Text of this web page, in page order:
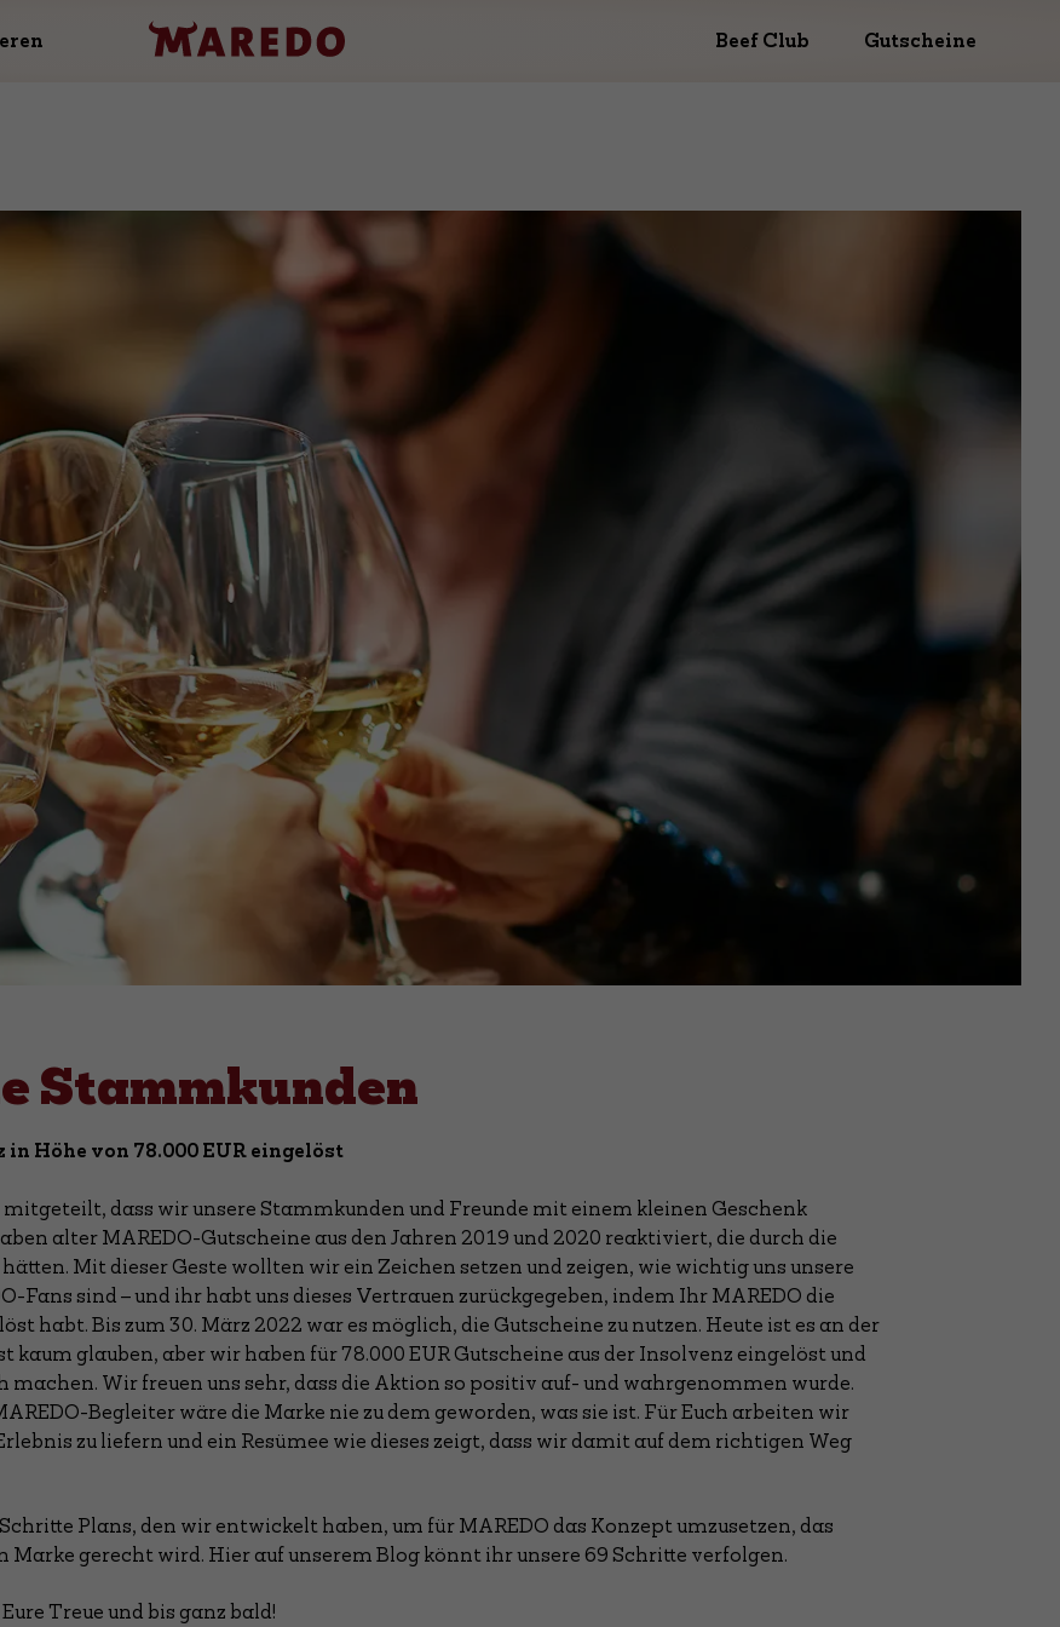
Beef Club Gutscheine
Stammkunden
Höhe von 78.000 EUR eingelöst
dass wir unsere Stammkunden und Freunde mit einem kleinen Geschenk
alter MAREDO-Gutscheine aus den Jahren 2019 und 2020 reaktiviert, die durch die
Mit dieser Geste wollten wir ein Zeichen setzen und zeigen, wie wichtig uns unsere
Fans sind – und ihr habt uns dieses Vertrauen zurückgegeben, indem Ihr MAREDO die
habt. Bis zum 30. März 2022 war es möglich, die Gutscheine zu nutzen. Heute ist es an der
kaum glauben, aber wir haben für 78.000 EUR Gutscheine aus der Insolvenz eingelöst und
Wir freuen uns sehr, dass die Aktion so positiv auf- und wahrgenommen wurde.
Begleiter wäre die Marke nie zu dem geworden, was sie ist. Für Euch arbeiten wir
zu liefern und ein Resümee wie dieses zeigt, dass wir damit auf dem richtigen Weg
Plans, den wir entwickelt haben, um für MAREDO das Konzept umzusetzen, das
Marke gerecht wird. Hier auf unserem Blog könnt ihr unsere 69 Schritte verfolgen.
Treue und bis ganz bald!